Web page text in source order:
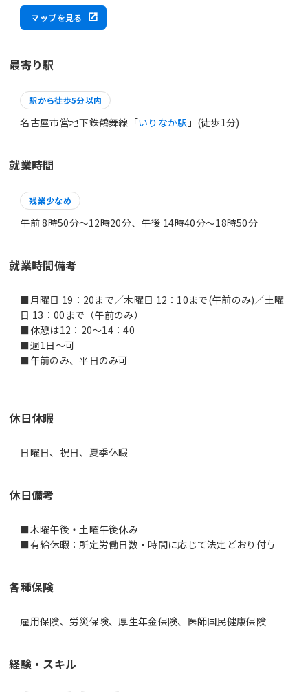
マップを見る
最寄り駅
駅から徒歩5分以内
名古屋市営地下鉄鶴舞線「いりなか駅 」(徒歩1分)
就業時間
残業少なめ
午前 8時50分〜12時20分、午後 14時40分〜18時50分
就業時間備考
■月曜日 19：20まで／木曜日 12：10まで(午前のみ)／土曜
日 13：00まで（午前のみ）
■休憩は12：20～14：40
■週1日～可
■午前のみ、平日のみ可
休日休暇
日曜日、祝日、夏季休暇
休日備考
■木曜午後・土曜午後休み
■有給休暇：所定労働日数・時間に応じて法定どおり付与
各種保険
雇用保険、労災保険、厚生年金保険、医師国民健康保険
経験・スキル